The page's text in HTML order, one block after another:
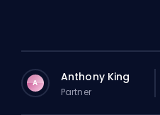
A Anthony King
Partner